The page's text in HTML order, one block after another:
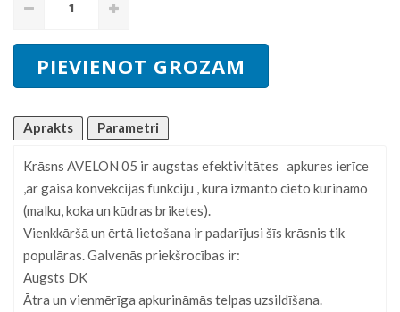
Aprakts Parametri
Krāsns AVELON 05 ir augstas efektivitātes apkures ierīce
,ar gaisa konvekcijas funkciju , kurā izmanto cieto kurināmo
(malku, koka un kūdras briketes).
Vienkkāršā un ērtā lietošana ir padarījusi šīs krāsnis tik
populāras. Galvenās priekšrocības ir:
Augsts DK
Ātra un vienmērīga apkurināmās telpas uzsildīšana.